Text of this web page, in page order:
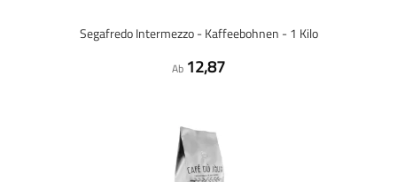
Segafredo Intermezzo - Kaffeebohnen - 1 Kilo
Ab 12,87